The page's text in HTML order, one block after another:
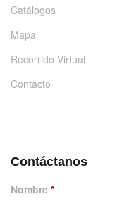
Catálogos
Mapa
Recorrido Virtual
Contacto
Contáctanos
Nombre *